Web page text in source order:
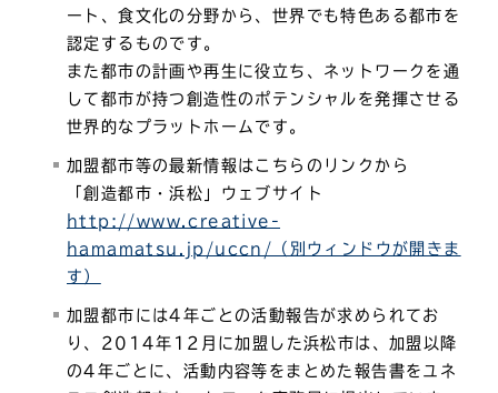
ート、食文化の分野から、世界でも特色ある都市を
認定するものです。
また都市の計画や再生に役立ち、ネットワークを通
して都市が持つ創造性のポテンシャルを発揮させる
世界的なプラットホームです。
加盟都市等の最新情報はこちらのリンクから
「創造都市・浜松」ウェブサイト
http://www.creative-
hamamatsu.jp/uccn/（別ウィンドウが開きま
す）
加盟都市には4年ごとの活動報告が求められてお
り、2014年12月に加盟した浜松市は、加盟以降
の4年ごとに、活動内容等をまとめた報告書をユネ